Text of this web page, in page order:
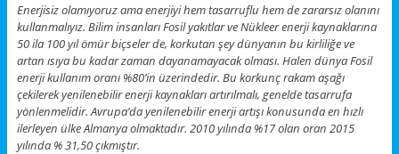
Enerjisiz olamıyoruz ama enerjiyi hem tasarruflu hem de zararsız olanını
kullanmalıyız. Bilim insanları Fosil yakıtlar ve Nükleer enerji kaynaklarına
50 ila 100 yıl ömür biçseler de, korkutan şey dünyanın bu kirliliğe ve
artan ısıya bu kadar zaman dayanamayacak olması. Halen dünya Fosil
enerji kullanım oranı %80’in üzerindedir. Bu korkunç rakam aşağı
çekilerek yenilenebilir enerji kaynakları artırılmalı, genelde tasarrufa
yönlenmelidir. Avrupa’da yenilenebilir enerji artışı konusunda en hızlı
ilerleyen ülke Almanya olmaktadır. 2010 yılında %17 olan oran 2015
yılında % 31,50 çıkmıştır.